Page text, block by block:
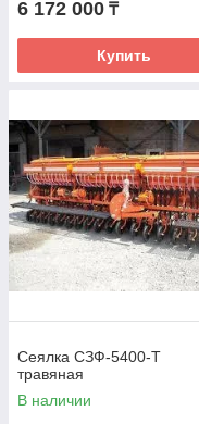
6 172 000 ₸
Купить
Сеялка СЗФ-5400-Т
травяная
В наличии